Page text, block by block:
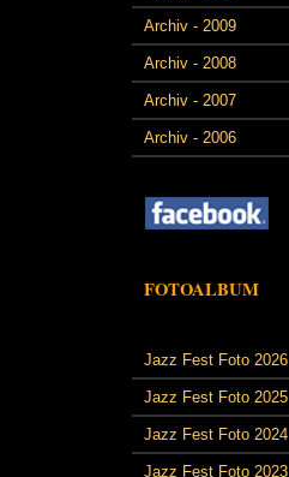
Archiv - 2009
Archiv - 2008
Archiv - 2007
Archiv - 2006
FOTOALBUM
Jazz Fest Foto 2026
Jazz Fest Foto 2025
Jazz Fest Foto 2024
Jazz Fest Foto 2023